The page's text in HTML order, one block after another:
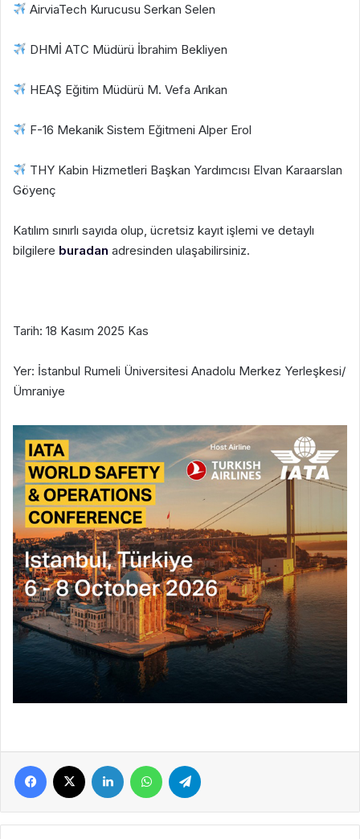
AirviaTech Kurucusu Serkan Selen
DHMİ ATC Müdürü İbrahim Bekliyen
HEAŞ Eğitim Müdürü M. Vefa Arıkan
F-16 Mekanik Sistem Eğitmeni Alper Erol
THY Kabin Hizmetleri Başkan Yardımcısı Elvan Karaarslan
Göyenç
Katılım sınırlı sayıda olup, ücretsiz kayıt işlemi ve detaylı
bilgilere buradan adresinden ulaşabilirsiniz.
Tarih: 18 Kasım 2025 Kas
Yer: İstanbul Rumeli Üniversitesi Anadolu Merkez Yerleşkesi/
Ümraniye
Facebook LinkedIn WhatsApp